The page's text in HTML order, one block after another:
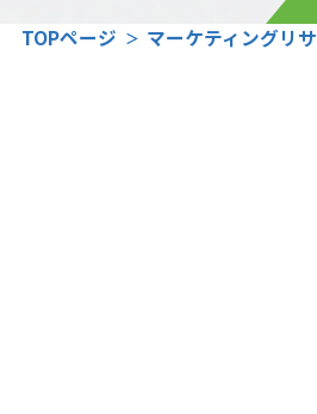
TOPページ マーケティングリ